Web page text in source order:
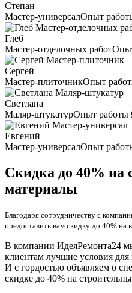
Степан
Мастер-универсалОпыт
Глеб
Мастер-отделочных работ
Сергей
Мастер-плиточникОпыт
Светлана
Маляр-штукатурОпыт работы
Евгений
Мастер-универсалОпыт
Скидка до 40% на
материалы
Благодаря сотрудничеству с
предоставить вам скидку до 40% на
В компании ИдеяРемонта24
клиентам лучшие условия
И с гордостью объявляем о
скидке до 40% на